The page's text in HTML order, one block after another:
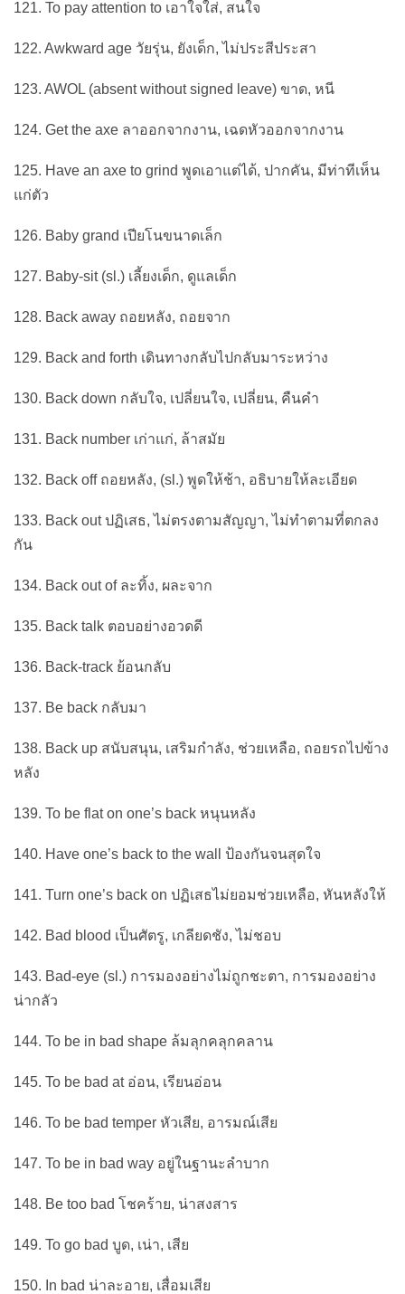
121. To pay attention to เอาใจใส่, สนใจ
122. Awkward age วัยรุ่น, ยังเด็ก, ไม่ประสีประสา
123. AWOL (absent without signed leave) ขาด, หนี
124. Get the axe ลาออกจากงาน, เฉดหัวออกจากงาน
125. Have an axe to grind พูดเอาแต่ได้, ปากคัน, มีท่าทีเห็น
แก่ตัว
126. Baby grand เปียโนขนาดเล็ก
127. Baby-sit (sl.) เลี้ยงเด็ก, ดูแลเด็ก
128. Back away ถอยหลัง, ถอยจาก
129. Back and forth เดินทางกลับไปกลับมาระหว่าง
130. Back down กลับใจ, เปลี่ยนใจ, เปลี่ยน, คืนคำ
131. Back number เก่าแก่, ล้าสมัย
132. Back off ถอยหลัง, (sl.) พูดให้ช้า, อธิบายให้ละเอียด
133. Back out ปฏิเสธ, ไม่ตรงตามสัญญา, ไม่ทำตามที่ตกลง
กัน
134. Back out of ละทิ้ง, ผละจาก
135. Back talk ตอบอย่างอวดดี
136. Back-track ย้อนกลับ
137. Be back กลับมา
138. Back up สนับสนุน, เสริมกำลัง, ช่วยเหลือ, ถอยรถไปข้าง
หลัง
139. To be flat on one’s back หนุนหลัง
140. Have one’s back to the wall ป้องกันจนสุดใจ
141. Turn one’s back on ปฏิเสธไม่ยอมช่วยเหลือ, หันหลังให้
142. Bad blood เป็นศัตรู, เกลียดชัง, ไม่ชอบ
143. Bad-eye (sl.) การมองอย่างไม่ถูกชะตา, การมองอย่าง
น่ากลัว
144. To be in bad shape ล้มลุกคลุกคลาน
145. To be bad at อ่อน, เรียนอ่อน
146. To be bad temper หัวเสีย, อารมณ์เสีย
147. To be in bad way อยู่ในฐานะลำบาก
148. Be too bad โชคร้าย, น่าสงสาร
149. To go bad บูด, เน่า, เสีย
150. In bad น่าละอาย, เสื่อมเสีย